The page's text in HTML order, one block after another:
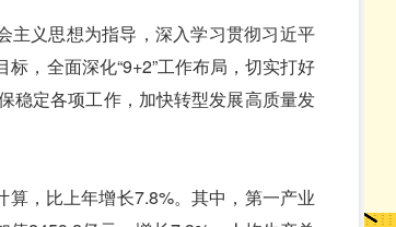
义思想为指导，深入学习贯彻习近平
，全面深化“9+2”工作布局，切实打好
稳定各项工作，加快转型发展高质量发
，比上年增长7.8%。其中，第一产业